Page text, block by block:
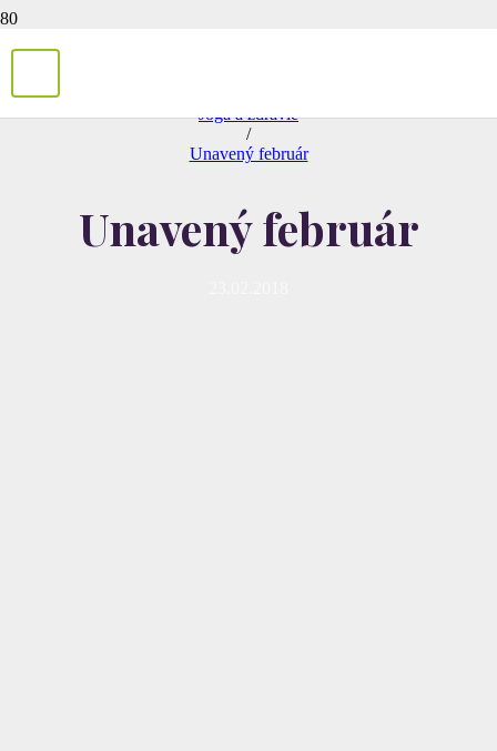
Joga a zdravie
/
Unavený február
Unavený február